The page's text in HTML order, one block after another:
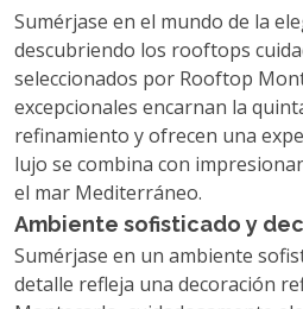
Sumérjase en el mundo de la
descubriendo los rooftops
seleccionados por Rooftop
excepcionales encarnan la
refinamiento y ofrecen una
lujo se combina con
el mar Mediterráneo.
Ambiente sofisticado y
Sumérjase en un ambiente
detalle refleja una decoración